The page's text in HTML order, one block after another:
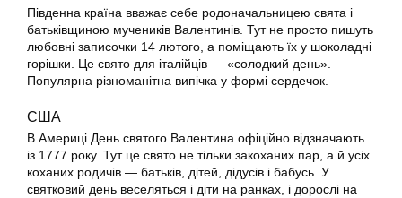
Південна країна вважає себе родоначальницею свята і
батьківщиною мучеників Валентинів. Тут не просто пишуть
любовні записочки 14 лютого, а поміщають їх у шоколадні
горішки. Це свято для італійців — «солодкий день».
Популярна різноманітна випічка у формі сердечок.
США
В Америці День святого Валентина офіційно відзначають
із 1777 року. Тут це свято не тільки закоханих пар, а й усіх
коханих родичів — батьків, дітей, дідусів і бабусь. У
святковий день веселяться і діти на ранках, і дорослі на